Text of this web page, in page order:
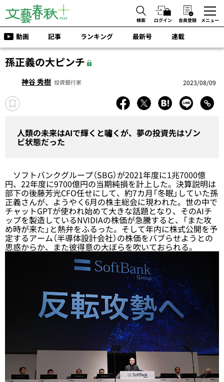
検索 ログイン 会員登録 メニュー
動画 記事 ランキング 最新号 連載
孫正義の大ピンチ
神谷 秀樹 投資銀行家 2023/08/09
人類の未来はAIで輝くと嘯くが、夢の投資先はゾン
ビ状態だった
ソフトバンクグループ（SBG）が2021年度に1兆7000億
円、22年度に9700億円の当期純損を計上した。決算説明は
部下の後藤芳光CFO任せにして、約7カ月「冬眠」していた孫
正義さんが、ようやく6月の株主総会に現われた。世の中で
チャットGPTが使われ始めて大きな話題となり、そのAIチ
ップを製造しているNVIDIAの株価が急騰すると、「また攻
め時が来た」と熱弁をふるった。そして年内に株式公開を予
定するアーム（半導体設計会社）の株価をバブらせようとの
思惑からか、また彼得意の大ぼらを吹いておられる。